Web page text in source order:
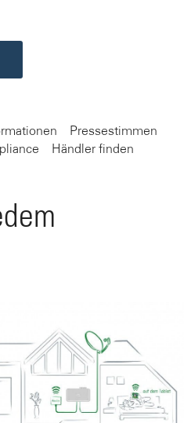
Pressestimmen
Händler finden